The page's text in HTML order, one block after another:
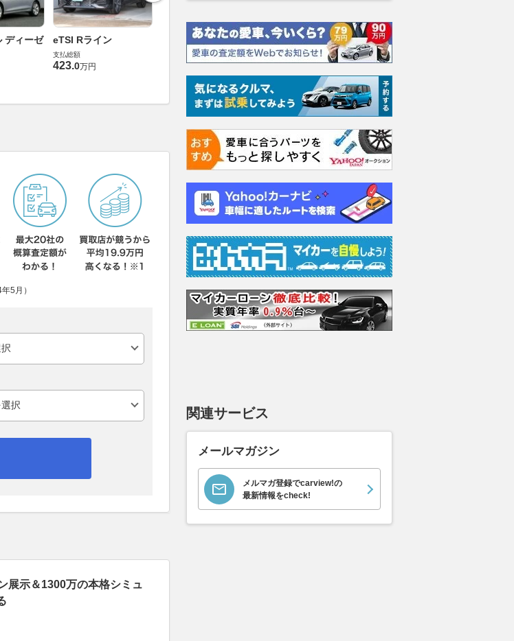
ディーゼ
eTSI Rライン
支払総額
423.0万円
eTSI アクティブ
4万円
eTSI Rライン
支払総額
440.6万円
GTI
支払総額
570
5月）
展示＆1300万の本格シミュ
関連サービス
メールマガジン
メルマガ登録でcarview!の
最新情報をcheck!